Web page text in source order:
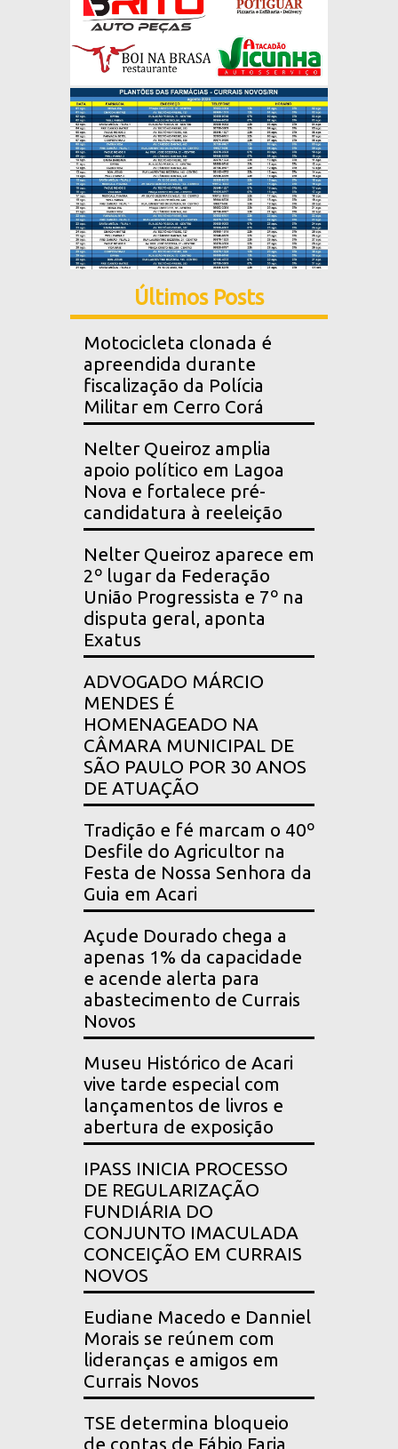
Últimos Posts
Motocicleta clonada é
apreendida durante
fiscalização da Polícia
Militar em Cerro Corá
Nelter Queiroz amplia
apoio político em Lagoa
Nova e fortalece pré-
candidatura à reeleição
Nelter Queiroz aparece em
2º lugar da Federação
União Progressista e 7º na
disputa geral, aponta
Exatus
ADVOGADO MÁRCIO
MENDES É
HOMENAGEADO NA
CÂMARA MUNICIPAL DE
SÃO PAULO POR 30 ANOS
DE ATUAÇÃO
Tradição e fé marcam o 40º
Desfile do Agricultor na
Festa de Nossa Senhora da
Guia em Acari
Açude Dourado chega a
apenas 1% da capacidade
e acende alerta para
abastecimento de Currais
Novos
Museu Histórico de Acari
vive tarde especial com
lançamentos de livros e
abertura de exposição
IPASS INICIA PROCESSO
DE REGULARIZAÇÃO
FUNDIÁRIA DO
CONJUNTO IMACULADA
CONCEIÇÃO EM CURRAIS
NOVOS
Eudiane Macedo e Danniel
Morais se reúnem com
lideranças e amigos em
Currais Novos
TSE determina bloqueio
de contas de Fábio Faria